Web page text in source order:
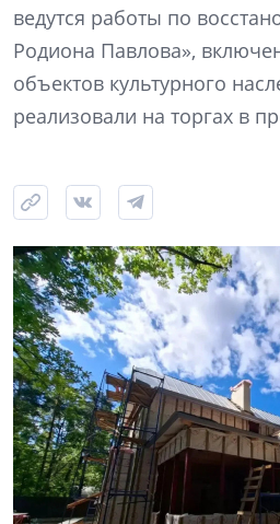
ведутся работы по
Родиона Павлова»,
объектов культурного
реализовали на торгах в